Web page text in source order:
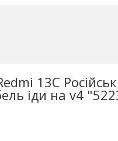
13C
іди на v4